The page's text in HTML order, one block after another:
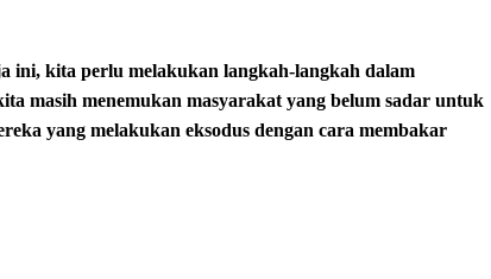
ini, kita perlu melakukan langkah-langkah dalam
masih menemukan masyarakat yang belum sadar untuk
yang melakukan eksodus dengan cara membakar